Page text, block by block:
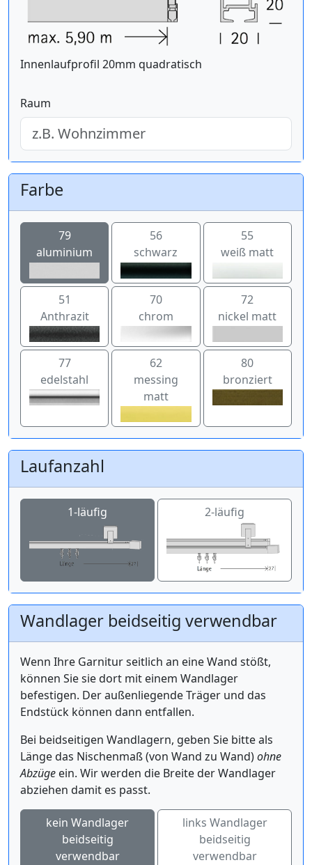
Innenlaufprofil 20mm quadratisch
Raum
Farbe
79
aluminium
56
schwarz
55
weiß matt
51
Anthrazit
70
chrom
72
nickel matt
77
edelstahl
62
messing
matt
80
bronziert
Laufanzahl
1-läufig 2-läufig
Wandlager beidseitig verwendbar
Wenn Ihre Garnitur seitlich an eine Wand stößt,
können Sie sie dort mit einem Wandlager
befestigen. Der außenliegende Träger und das
Endstück können dann entfallen.
Bei beidseitigen Wandlagern, geben Sie bitte als
Länge das Nischenmaß (von Wand zu Wand)ohne
Abzüge ein. Wir werden die Breite der Wandlager
abziehen damit es passt.
kein Wandlager
beidseitig
verwendbar
links Wandlager
beidseitig
verwendbar